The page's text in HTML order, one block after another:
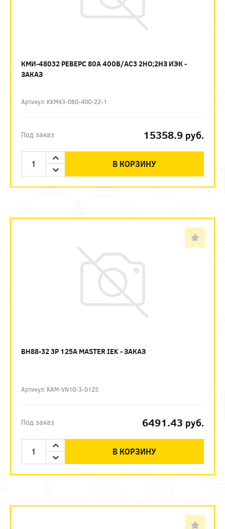
КМИ-48032 РЕВЕРС 80А 400В/АС3 2НО;2НЗ ИЭК -
ЗАКАЗ
Артикул: KKM43-080-400-22-1
Под заказ 15358.9 руб.
В КОРЗИНУ
ВН88-32 3P 125А MASTER IEK - ЗАКАЗ
Артикул: KAM-VN10-3-0125
Под заказ 6491.43 руб.
В КОРЗИНУ